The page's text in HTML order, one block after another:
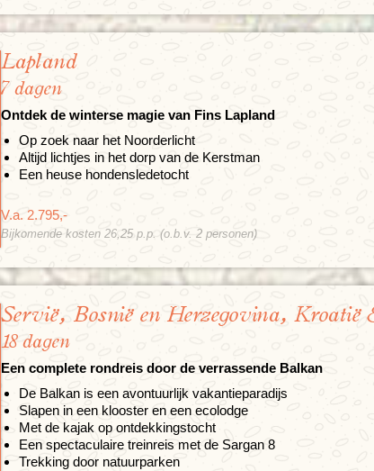
Lapland
7 dagen
Ontdek de winterse magie van Fins Lapland
Op zoek naar het Noorderlicht
Altijd lichtjes in het dorp van de Kerstman
Een heuse hondensledetocht
V.a. 2.795,-
Bijkomende kosten 26,25 p.p. (o.b.v. 2 personen)
Servië, Bosnië en Herzegovina, Kroatië
18 dagen
Een complete rondreis door de verrassende Balkan
De Balkan is een avontuurlijk vakantieparadijs
Slapen in een klooster en een ecolodge
Met de kajak op ontdekkingstocht
Een spectaculaire treinreis met de Sargan 8
Trekking door natuurparken